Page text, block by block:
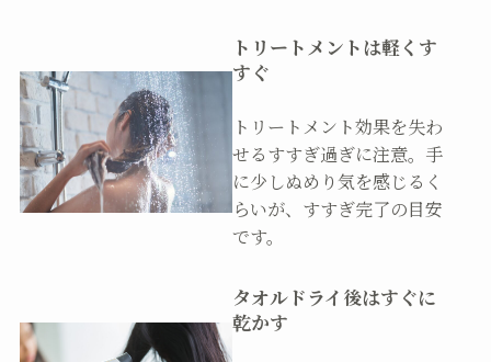
トリートメントは軽くす
すぐ
トリートメント効果を失わ
せるすすぎ過ぎに注意。手
に少しぬめり気を感じるく
らいが、すすぎ完了の目安
です。
タオルドライ後はすぐに
乾かす